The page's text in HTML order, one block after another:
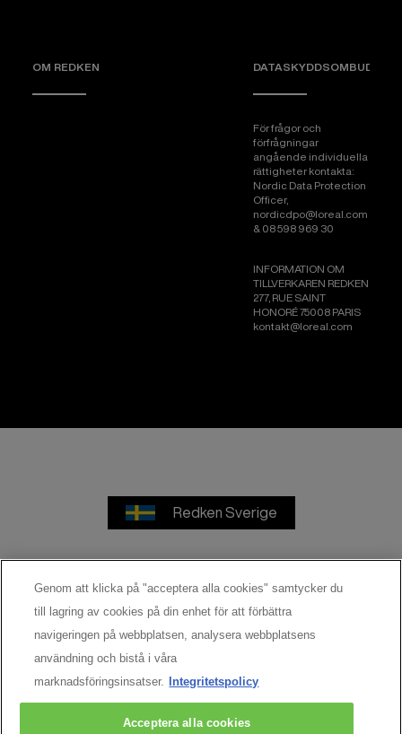
OM REDKEN DATASKYDDSOMBUD
För frågor och
förfrågningar
angående individuella
rättigheter kontakta:
Nordic Data Protection
Officer,
nordicdpo@loreal.com
& 08 598 969 30
INFORMATION OM
TILLVERKAREN REDKEN
277, RUE SAINT
HONORÉ 75008 PARIS
kontakt@loreal.com
Redken Sverige
Användarvillkor Integritetspolicy
Cookie Settings
© 2026 Redken. Alla rättigheter förbehålles.
Genom att klicka på "acceptera alla cookies" samtycker du
till lagring av cookies på din enhet för att förbättra
navigeringen på webbplatsen, analysera webbplatsens
användning och bistå i våra
marknadsföringsinsatser.
Integritetspolicy
Acceptera alla cookies